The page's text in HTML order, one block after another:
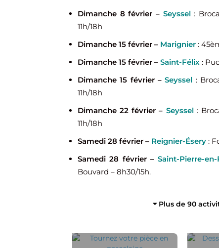
Dimanche 8 février – Seyssel:
11h/18h
Dimanche 15 février – Marignier :
Dimanche 15 février – Saint-Félix :
Dimanche 15 février –Seyssel :
11h/18h
Dimanche 22 février – Seyssel :
11h/18h
Samedi 28 février – Reignier-Ésery :
Samedi 28 février –Saint-Pierre-
Bouvard – 8h30/15h.
⏷ Plus de 90